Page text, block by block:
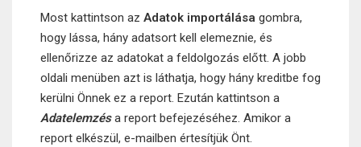
Most kattintson az Adatok importálása gombra,
hogy lássa, hány adatsort kell elemeznie, és
ellenőrizze az adatokat a feldolgozás előtt. A jobb
oldali menüben azt is láthatja, hogy hány kreditbe fog
kerülni Önnek ez a report. Ezután kattintson a
Adatelemzésa report befejezéséhez. Amikor a
report elkészül, e-mailben értesítjük Önt.